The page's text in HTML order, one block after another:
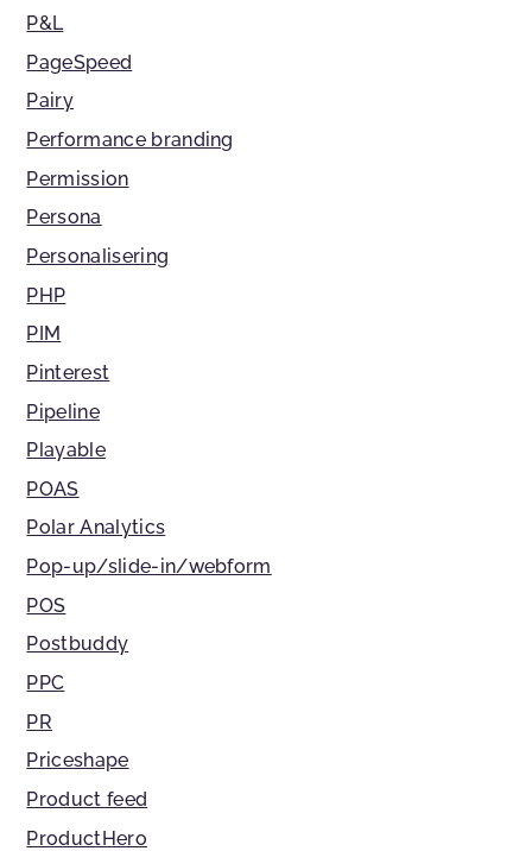
P&L
PageSpeed
Pairy
Performance branding
Permission
Persona
Personalisering
PHP
PIM
Pinterest
Pipeline
Playable
POAS
Polar Analytics
Pop-up/slide-in/webform
POS
Postbuddy
PPC
PR
Priceshape
Product feed
ProductHero